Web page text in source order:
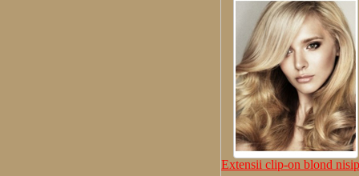
Extensii clip-on blond